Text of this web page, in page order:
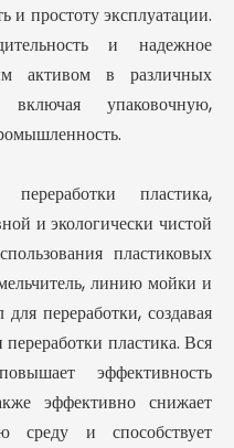
и простоту эксплуатации.
и надежное
активом в различных
включая упаковочную,
пластика,
и экологически чистой
пластиковых
линию мойки и
переработки, создавая
пластика. Вся
эффективность
эффективно снижает
среду и способствует